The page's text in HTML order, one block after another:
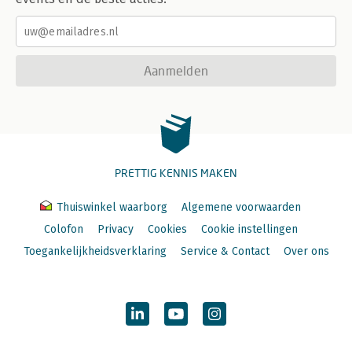
Aanmelden
PRETTIG KENNIS MAKEN
Thuiswinkel waarborg
Algemene voorwaarden
Colofon
Privacy Cookies
Cookie instellingen
Toegankelijkheidsverklaring
Service & Contact Over ons